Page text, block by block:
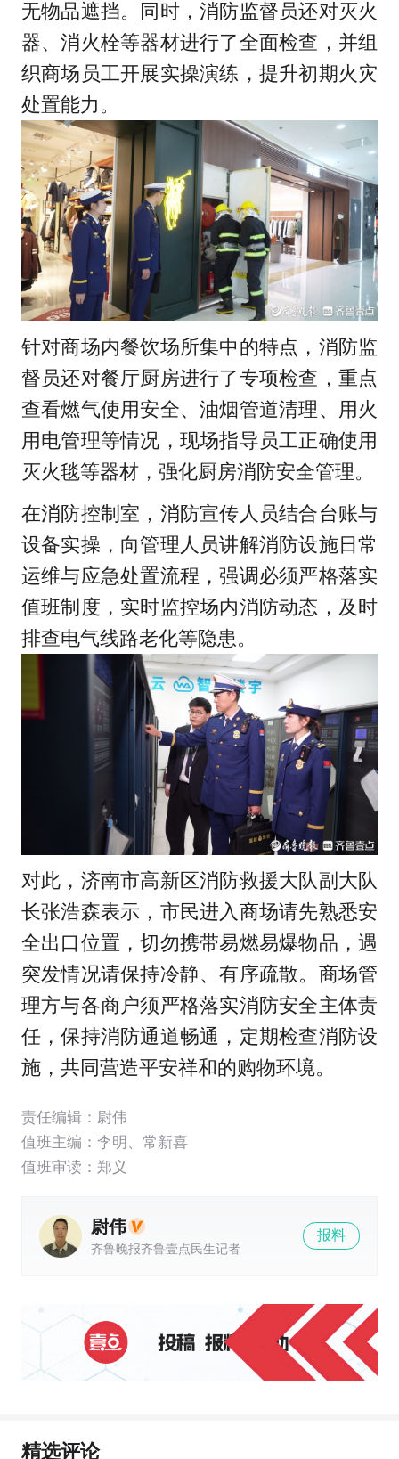
无物品遮挡。同时，消防监督员还对灭火
器、消火栓等器材进行了全面检查，并组
织商场员工开展实操演练，提升初期火灾
处置能力。
针对商场内餐饮场所集中的特点，消防监
督员还对餐厅厨房进行了专项检查，重点
查看燃气使用安全、油烟管道清理、用火
用电管理等情况，现场指导员工正确使用
灭火毯等器材，强化厨房消防安全管理。
在消防控制室，消防宣传人员结合台账与
设备实操，向管理人员讲解消防设施日常
运维与应急处置流程，强调必须严格落实
值班制度，实时监控场内消防动态，及时
排查电气线路老化等隐患。
对此，济南市高新区消防救援大队副大队
长张浩森表示，市民进入商场请先熟悉安
全出口位置，切勿携带易燃易爆物品，遇
突发情况请保持冷静、有序疏散。商场管
理方与各商户须严格落实消防安全主体责
任，保持消防通道畅通，定期检查消防设
施，共同营造平安祥和的购物环境。
责任编辑：尉伟
值班主编： 李明 、 常新喜
值班审读：郑义
尉伟
齐鲁晚报齐鲁壹点民生记者
报料
精选评论